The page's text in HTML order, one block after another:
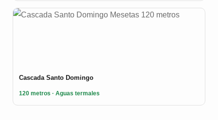
Cascada Santo Domingo
120 metros · Aguas termales